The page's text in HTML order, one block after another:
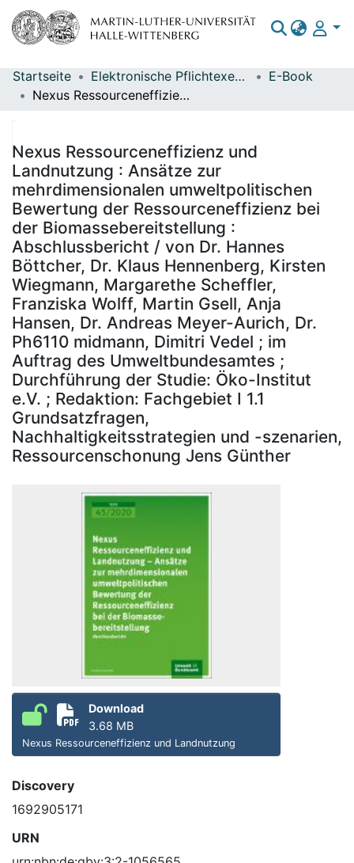
Bereiche & Sammlungen
Statistiken
Startseite Elektronische Pflichtexemplare
E-Book
Nexus Ressourceneffizienz und Landnutzung : Ansätze zur mehrdimensionalen umweltpolitischen Bewertung der Ressourceneffizienz bei der Biomassebereitstellung : Abschlussbericht / von Dr. Hannes Böttcher, Dr. Klaus Hennenberg, Kirsten Wiegmann, Margarethe Scheffler, Franziska Wolff, Martin Gsell, Anja Hansen, Dr. Andreas Meyer-Aurich, Dr. Ph6110 midmann, Dimitri Vedel ; im Auftrag des Umweltbundesamtes ; Durchführung der Studie: Öko-Institut e.V. ; Redaktion: Fachgebiet I 1.1 Grundsatzfragen, Nachhaltigkeitsstrategien und -szenarien, Ressourcenschonung Jens Günther
Nexus Ressourceneffizienz und
Landnutzung : Ansätze zur
mehrdimensionalen umweltpolitischen
Bewertung der Ressourceneffizienz bei
der Biomassebereitstellung :
Abschlussbericht / von Dr. Hannes
Böttcher, Dr. Klaus Hennenberg, Kirsten
Wiegmann, Margarethe Scheffler,
Franziska Wolff, Martin Gsell, Anja
Hansen, Dr. Andreas Meyer-Aurich, Dr.
Ph6110 midmann, Dimitri Vedel ; im
Auftrag des Umweltbundesamtes ;
Durchführung der Studie: Öko-Institut
e.V. ; Redaktion: Fachgebiet I 1.1
Grundsatzfragen,
Nachhaltigkeitsstrategien und -szenarien,
Ressourcenschonung Jens Günther
Download
3.68 MB
Nexus Ressourceneffizienz und Landnutzung
Discovery
1692905171
URN